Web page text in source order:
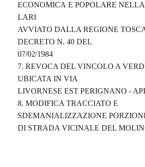
ECONOMICA E POPOLARE NELLA
LARI
AVVIATO DALLA REGIONE
DECRETO N. 40 DEL
07/02/1984
7. REVOCA DEL VINCOLO A
UBICATA IN VIA
LIVORNESE EST PERIGNANO -
8. MODIFICA TRACCIATO E
SDEMANIALIZZAZIONE
DI STRADA VICINALE DEL